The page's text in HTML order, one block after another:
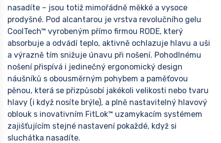
nasadíte – jsou totiž mimořádně měkké a vysoce
prodyšné. Pod alcantarou je vrstva revolučního gelu
CoolTech™ vyrobeným přímo firmou RODE, který
absorbuje a odvádí teplo, aktivně ochlazuje hlavu a uši
a výrazně tím snižuje únavu při nošení. Pohodlnému
nošení přispívá i jedinečný ergonomický design
náušníků s obousměrným pohybem a paměťovou
pěnou, která se přizpůsobí jakékoli velikosti nebo tvaru
hlavy (i když nosíte brýle), a plně nastavitelný hlavový
oblouk s inovativním FitLok™ uzamykacím systémem
zajišťujícím stejné nastavení pokaždé, když si
sluchátka nasadíte.